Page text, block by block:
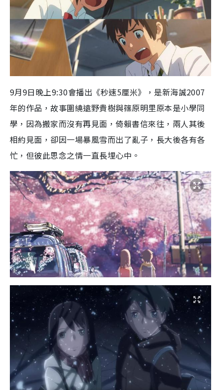
9月9日晚上9:30會播出《秒速5厘米》，是新海誠2007
年的作品，故事圍繞遠野貴樹與篠原明里原本是小學同
學，因為搬家而沒有再見面，倚賴書信來往，兩人其後
相約見面，卻因一場暴風雪而出了亂子，長大後各有各
忙，但彼此思念之情一直長埋心中。